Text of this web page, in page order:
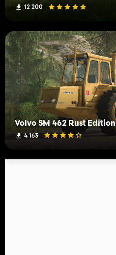
12 200
Volvo SM 462 Rust Edition
4 163